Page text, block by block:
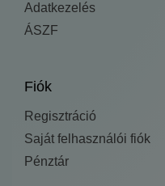
Adatkezelés
ÁSZF
Fiók
Regisztráció
Saját felhasználói fiók
Pénztár